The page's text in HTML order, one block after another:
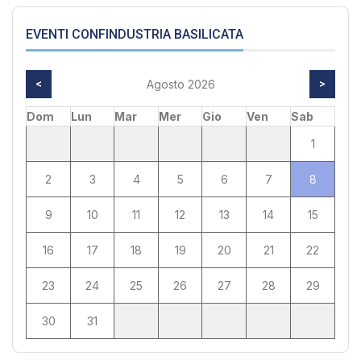
EVENTI CONFINDUSTRIA BASILICATA
< Agosto 2026 >
Dom Lun Mar Mer Gio Ven
Sab
1
2 3 4 5 6 7 8
9 10 11 12 13 14 15
16 17 18 19 20 21 22
23 24 25 26 27 28 29
30 31